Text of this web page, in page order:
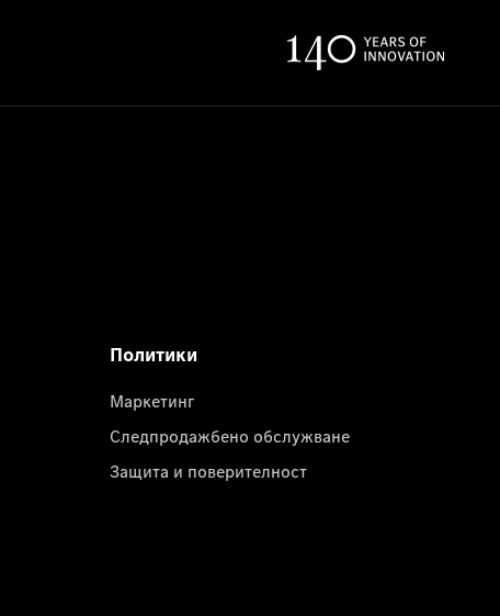
Политики
Маркетинг
Следпродажбено обслужване
Защита и поверителност